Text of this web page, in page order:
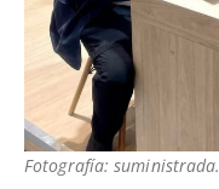
Fotografía: suministrada.